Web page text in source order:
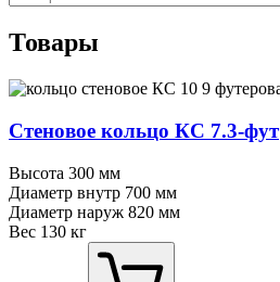
Товары
Стеновое кольцо КС 7.3⁠-⁠фут
Высота 300 мм
Диаметр внутр 700 мм
Диаметр наруж 820 мм
Вес 130 кг